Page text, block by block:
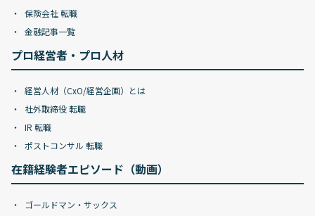
保険会社 転職
金融記事一覧
プロ経営者・プロ人材
経営人材（CxO/経営企画）とは
社外取締役 転職
IR 転職
ポストコンサル 転職
在籍経験者エピソード（動画）
ゴールドマン・サックス